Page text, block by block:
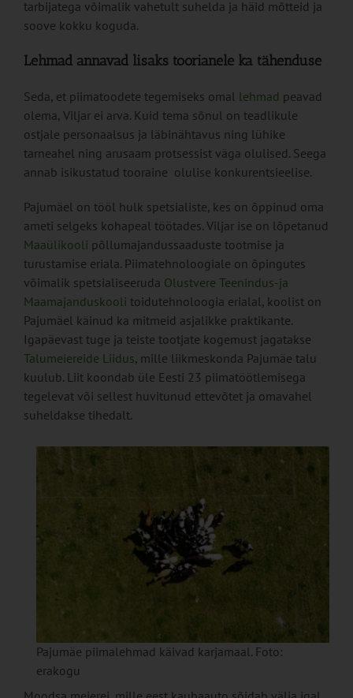
tarbijatega võimalik vahetult suhelda ja häid mõtteid ja
soove kokku koguda.
Lehmad annavad lisaks toorianele ka tähenduse
Seda, et piimatoodete tegemiseks omal lehmad peavad
olema, Viljar ei arva. Kuid tema sõnul on teadlikule
ostjale personaalsus ja läbinähtavus ning lühike
tarneahel ning arusaam protsessist väga olulised. Seega
annab isikustatud tooraine olulise konkurentsieelise.
Pajumäel on tööl hulk spetsialiste, kes on õppinud oma
ameti selgeks kohapeal töötades. Viljar ise on lõpetanud
Maaülikooli põllumajandussaaduste tootmise ja
turustamise eriala. Piimatehnoloogiale on õpingutes
võimalik spetsialiseeruda Olustvere Teenindus-ja
Maamajanduskooli toidutehnoloogia erialal, koolist on
Pajumäel käinud ka mitmeid asjalikke praktikante.
Igapäevast tuge ja teiste tootjate kogemust jagatakse
Talumeiereide Liidus, mille liikmeskonda Pajumäe talu
kuulub. Liit koondab üle Eesti 23 piimatöötlemisega
tegelevat või sellest huvitunud ettevõtet ja omavahel
suheldakse tihedalt.
Pajumäe piimalehmad käivad karjamaal. Foto:
erakogu